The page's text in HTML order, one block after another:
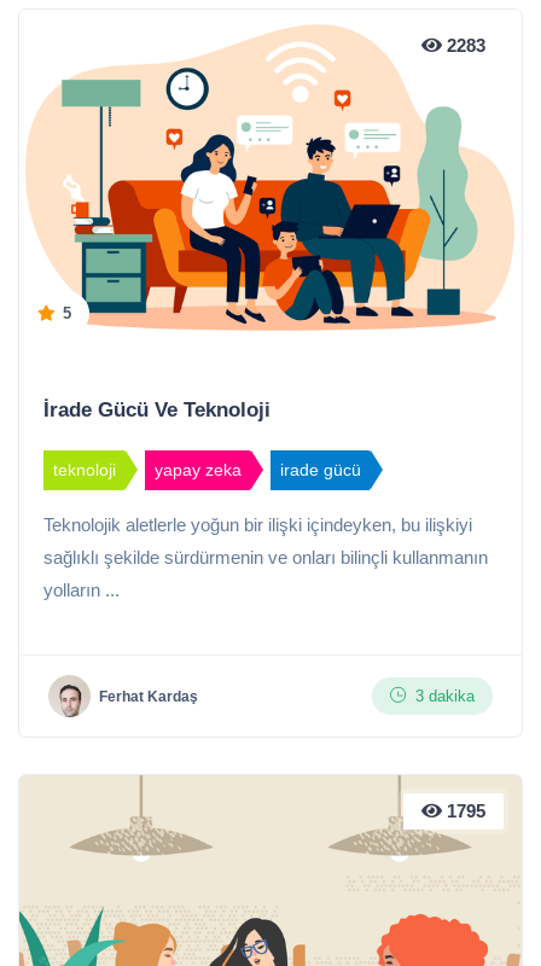
2283
5
İrade Gücü Ve Teknoloji
teknoloji yapay zeka irade gücü
Teknolojik aletlerle yoğun bir ilişki içindeyken, bu ilişkiyi
sağlıklı şekilde sürdürmenin ve onları bilinçli kullanmanın
yolların ...
Ferhat Kardaş 3 dakika
1795